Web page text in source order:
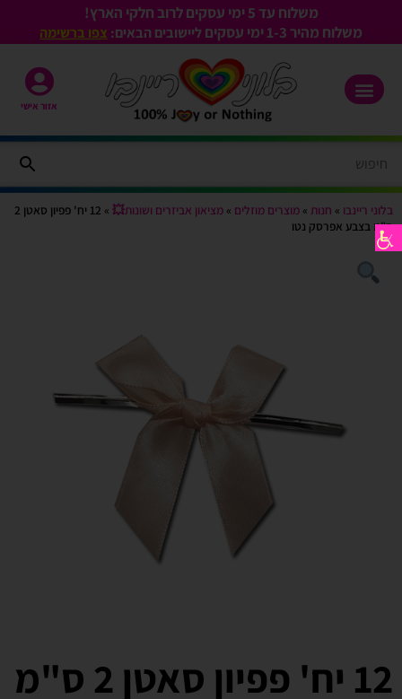
משלוח עד 5 ימי עסקים לרוב חלקי הארץ!
משלוח מהיר 1-3
ימי עסקים ליישובים הבאים: צפו ברשימה
אזור אישי
בלוני ריינבו » חנות » מוצרים מוזלים » מציאון אביזרים ושונות💥 »
12 יח' פפיון סאטן 2
ס"מ בצבע אפרסק נטו
12 יח' פפיון סאטן 2 ס"מ